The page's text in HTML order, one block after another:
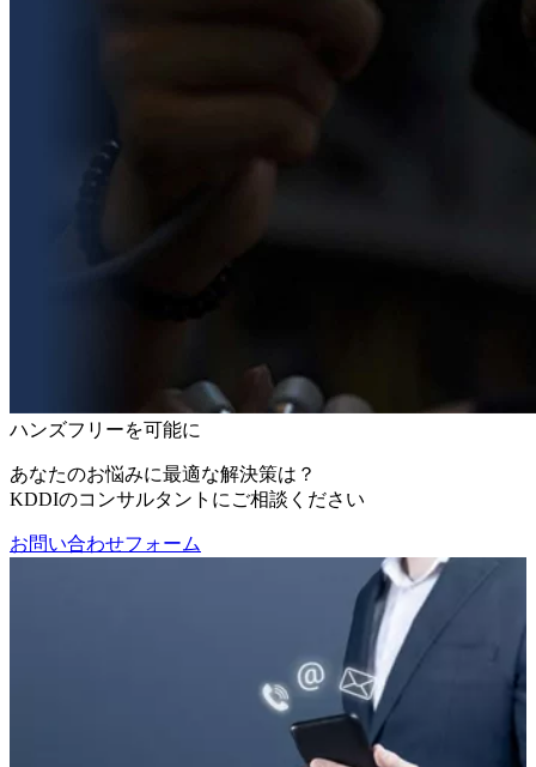
ハンズフリーを可能に
あなたのお悩みに最適な解決策は？
KDDIのコンサルタントにご相談ください
お問い合わせフォーム